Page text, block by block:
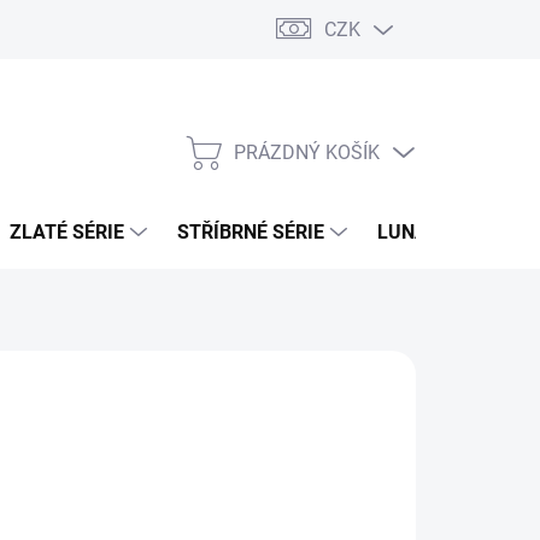
CZK
NÁKUPNÍ
PRÁZDNÝ KOŠÍK
ZLATÉ SÉRIE STŘÍBRNÉ SÉRIE LUNÁRNÍ SÉRIE